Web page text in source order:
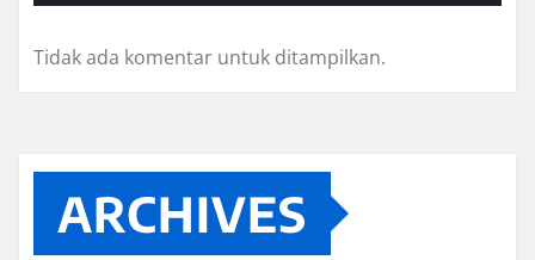
Tidak ada komentar untuk ditampilkan.
ARCHIVES